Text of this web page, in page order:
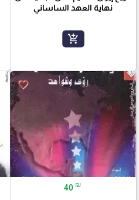
نهاية العهد الساساني
add_shopping_cart
favorite_border
40 ₪